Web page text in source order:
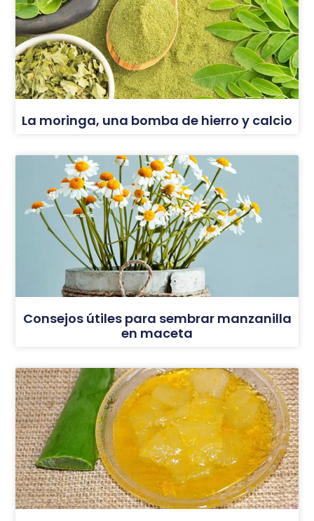
La moringa, una bomba de hierro y calcio
Consejos útiles para sembrar manzanilla
en maceta